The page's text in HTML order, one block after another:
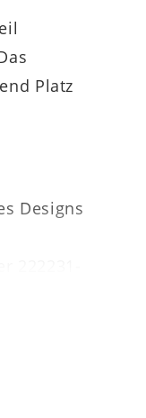
Platz
Designs